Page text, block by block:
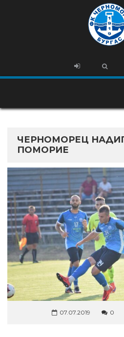
ЧЕРНОМОРЕЦ
ПОМОРИЕ
07.07.2019 0